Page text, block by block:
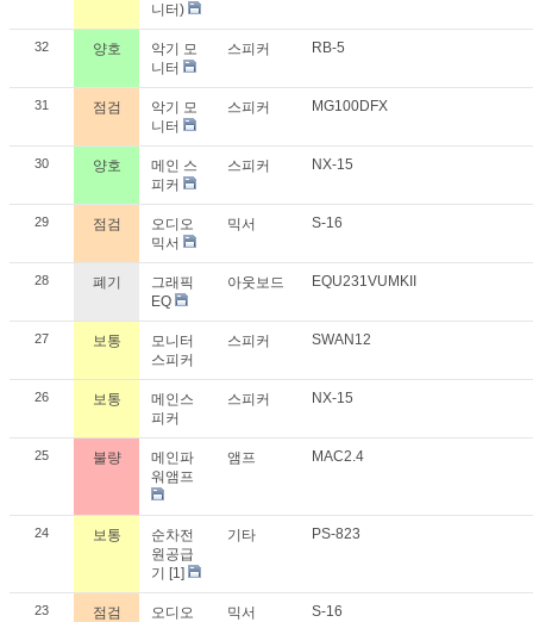
니터)
32 양호
악기 모
니터
스피커 RB-5
31 점검
악기 모
니터
스피커 MG100DFX
30 양호
메인 스
피커
스피커 NX-15
29 점검
오디오
믹서
믹서 S-16
28 폐기
그래픽
EQ
아웃보드 EQU231VUMKII
27 보통
모니터
스피커
스피커 SWAN12
26 보통
메인스
피커
스피커 NX-15
25 불량
메인파
워앰프
앰프 MAC2.4
24 보통
순차전
원공급
기
[1]
기타 PS-823
23 점검
오디오
믹서 S-16